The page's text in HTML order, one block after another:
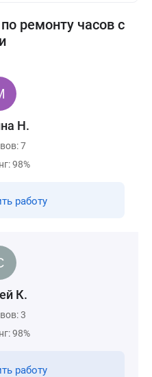
ремонту часов с
Н.
7
98%
работу
К.
3
98%
работу